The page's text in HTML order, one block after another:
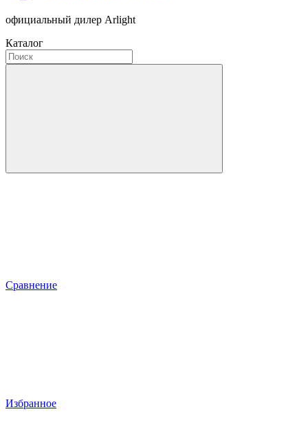
официальный дилер Arlight
Каталог
Сравнение
Избранное